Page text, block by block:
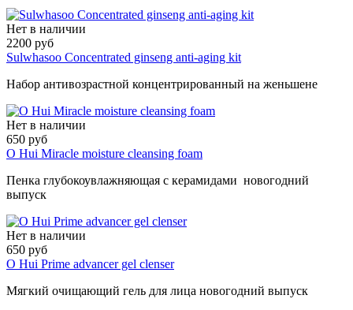
Нет в наличии
2200 руб
Sulwhasoo Concentrated ginseng anti-aging kit
Набор антивозрастной концентрированный на женьшене
Нет в наличии
650 руб
O Hui Miracle moisture cleansing foam
Пенка глубокоувлажняющая с керамидами новогодний
выпуск
Нет в наличии
650 руб
O Hui Prime advancer gel clenser
Мягкий очищающий гель для лица новогодний выпуск